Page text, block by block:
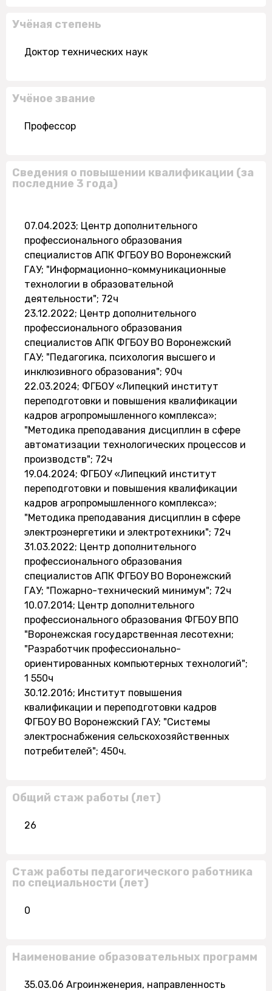
Учёная степень
Доктор технических наук
Учёное звание
Профессор
Сведения о повышении квалификации (за
последние 3 года)
07.04.2023; Центр дополнительного
профессионального образования
специалистов АПК ФГБОУ ВО Воронежский
ГАУ; "Информационно-коммуникационные
технологии в образовательной
деятельности"; 72ч
23.12.2022; Центр дополнительного
профессионального образования
специалистов АПК ФГБОУ ВО Воронежский
ГАУ; "Педагогика, психология высшего и
инклюзивного образования"; 90ч
22.03.2024; ФГБОУ «Липецкий институт
переподготовки и повышения квалификации
кадров агропромышленного комплекса»;
"Методика преподавания дисциплин в сфере
автоматизации технологических процессов и
производств"; 72ч
19.04.2024; ФГБОУ «Липецкий институт
переподготовки и повышения квалификации
кадров агропромышленного комплекса»;
"Методика преподавания дисциплин в сфере
электроэнергетики и электротехники"; 72ч
31.03.2022; Центр дополнительного
профессионального образования
специалистов АПК ФГБОУ ВО Воронежский
ГАУ; "Пожарно-технический минимум"; 72ч
10.07.2014; Центр дополнительного
профессионального образования ФГБОУ ВПО
"Воронежская государственная лесотехни;
"Разработчик профессионально-
ориентированных компьютерных технологий";
1 550ч
30.12.2016; Институт повышения
квалификации и переподготовки кадров
ФГБОУ ВО Воронежский ГАУ; "Системы
электроснабжения сельскохозяйственных
потребителей"; 450ч.
Общий стаж работы (лет)
26
Стаж работы педагогического работника
по специальности (лет)
0
Наименование образовательных программ
35.03.06 Агроинженерия, направленность